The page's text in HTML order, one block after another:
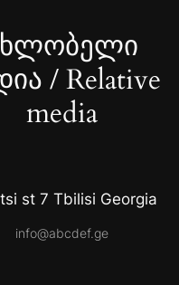
/ Relative
media
st 7 Tbilisi Georgia
info@abcdef.ge